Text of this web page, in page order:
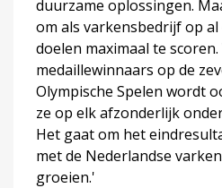
duurzame oplossingen.
om als varkensbedrijf op
doelen maximaal te scoren.
medaillewinnaars op de
Olympische Spelen wordt
ze op elk afzonderlijk
Het gaat om het
met de Nederlandse
groeien.'